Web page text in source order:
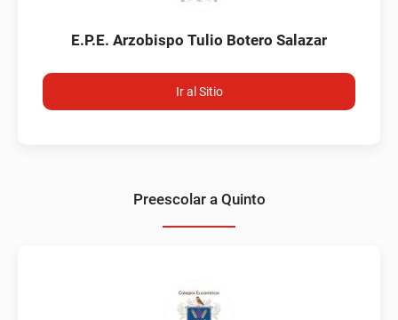
E.P.E. Arzobispo Tulio Botero Salazar
Ir al Sitio
Preescolar a Quinto